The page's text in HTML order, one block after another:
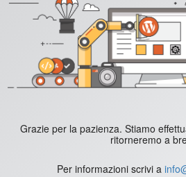
Grazie per la pazienza. Stiamo
ritorneremo a
Per informazioni scrivi a